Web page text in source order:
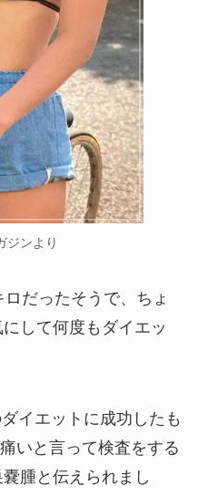
ジンより
だったそうで、ちょ
して何度もダイエッ
イエットに成功したも
いと言って検査をする
腫と伝えられまし